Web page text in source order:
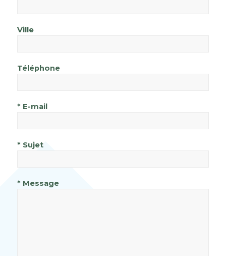
Ville
Téléphone
* E-mail
* Sujet
* Message